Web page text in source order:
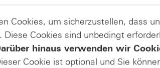
Cookies, um sicherzustellen, dass
Diese Cookies sind unbedingt
hinaus verwenden wir
Cookie ist optional und Sie